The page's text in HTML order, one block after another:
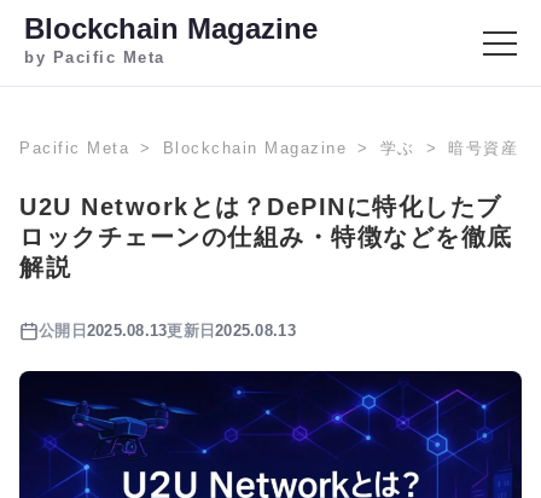
Blockchain Magazine
by Pacific Meta
Pacific Meta Blockchain Magazine 学ぶ 暗号資産
U2U Networkとは？DePINに特化したブ
ロックチェーンの仕組み・特徴などを徹底
解説
公開日 2025.08.13更新日2025.08.13